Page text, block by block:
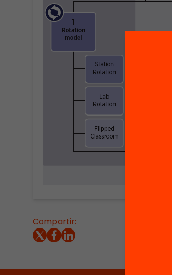
Compartir: